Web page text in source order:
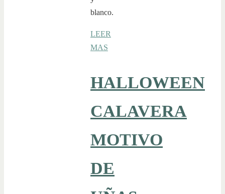
blanco.
LEER
MAS
HALLOWEEN
CALAVERA
MOTIVO
DE